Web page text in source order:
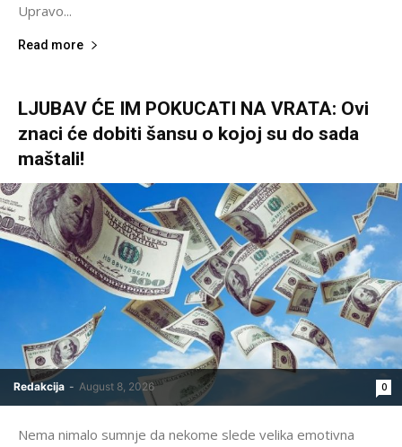
Upravo...
Read more
LJUBAV ĆE IM POKUCATI NA VRATA: Ovi
znaci će dobiti šansu o kojoj su do sada
maštali!
Redakcija - August 8, 2026 0
Nema nimalo sumnje da nekome slede velika emotivna